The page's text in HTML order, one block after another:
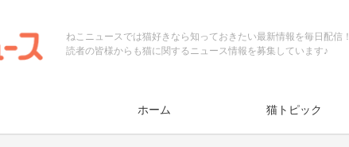
ねこニュースでは猫好きなら知っておきたい最新情報を毎日配信！
読者の皆様からも猫に関するニュース情報を募集しています♪
ホーム 猫トピック